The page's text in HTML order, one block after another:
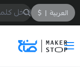
العربية |
$
صانع